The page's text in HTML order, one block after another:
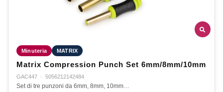
Minuteria MATRIX
Matrix Compression Punch Set 6mm/8mm/10mm
GAC447 · 5056212142484
Set di tre punzoni da 6mm, 8mm, 10mm…